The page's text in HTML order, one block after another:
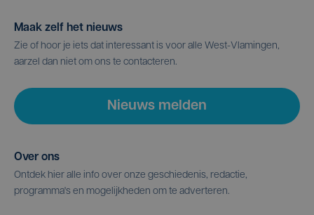
Maak zelf het nieuws
Zie of hoor je iets dat interessant is voor alle West-Vlamingen,
aarzel dan niet om ons te contacteren.
Nieuws melden
Over ons
Ontdek hier alle info over onze geschiedenis, redactie,
programma's en mogelijkheden om te adverteren.